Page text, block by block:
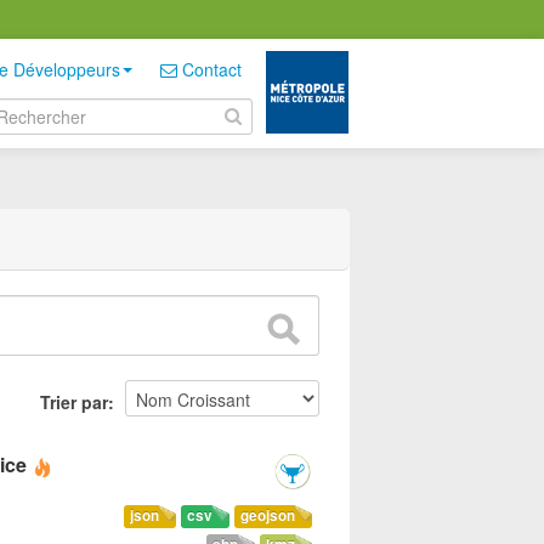
Développeurs Contact
Trier par
geojson
csv
json